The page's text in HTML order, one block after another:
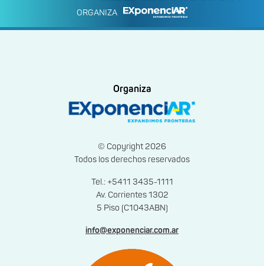
ORGANIZA
Organiza
© Copyright 2026
Todos los derechos reservados
Tel.: +5411 3435-1111
Av. Corrientes 1302
5 Piso (C1043ABN)
info@exponenciar.com.ar